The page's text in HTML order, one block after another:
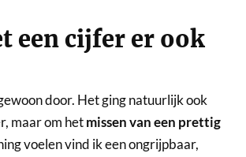
een cijfer er ook
door. Het ging natuurlijk ook
maar om hetmissen van een prettig
voelen vind ik een ongrijpbaar,